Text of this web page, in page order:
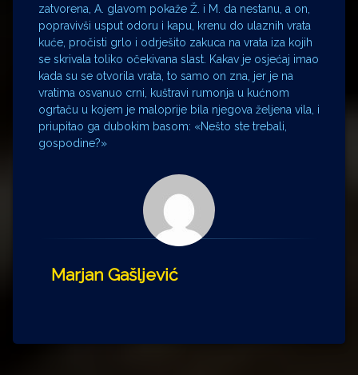
zatvorena, A. glavom pokaže Ž. i M. da nestanu, a on,
popravivši usput odoru i kapu, krenu do ulaznih vrata
kuće, pročisti grlo i odrješito zakuca na vrata iza kojih
se skrivala toliko očekivana slast. Kakav je osjećaj imao
kada su se otvorila vrata, to samo on zna, jer je na
vratima osvanuo crni, kuštravi rumonja u kućnom
ogrtaču u kojem je maloprije bila njegova željena vila, i
priupitao ga dubokim basom: «Nešto ste trebali,
gospodine?»
Marjan Gašljević